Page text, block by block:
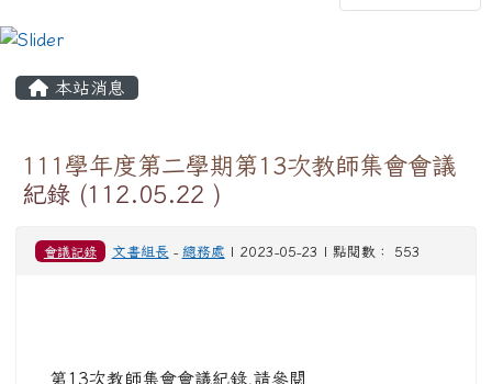
本站消息
111學年度第二學期第13次教師集會會議
紀錄 (112.05.22 )
會議記錄 文書組長 - 總務處 | 2023-05-23 | 點閱數： 553
第13次教師集會會議紀錄,請參閱